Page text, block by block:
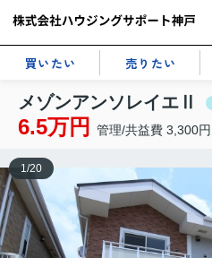
買いたい 売りたい
メゾンアンソレイエⅡ
6.5万円 管理/共益費 3,300円
1/20